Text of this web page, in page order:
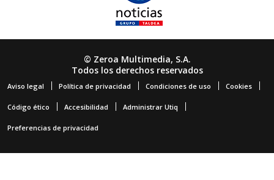
© Zeroa Multimedia, S.A.
Todos los derechos reservados
Aviso legal Política de privacidad Condiciones de uso Cookies
Código ético Accesibilidad Administrar Utiq
Preferencias de privacidad